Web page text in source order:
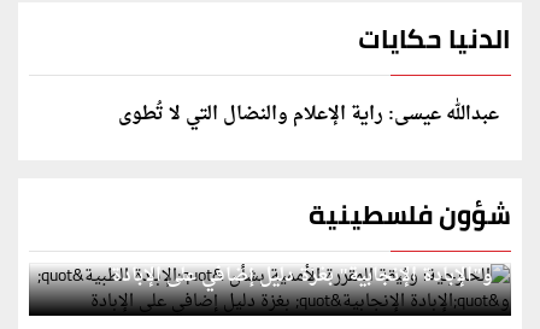
الدنيا حكايات
عبدالله عيسى: راية الإعلام والنضال التي لا تُطوى
شؤون فلسطينية
الخارجية: وثيقة المقررة الأممية بشأن "الإبادة الطبية"
و"الإبادة الإنجابية" بغزة دليل إضافي على الإبادة